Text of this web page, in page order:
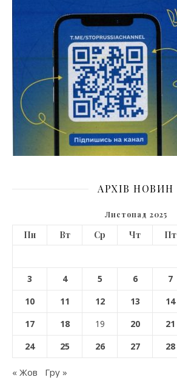
АРХІВ НОВИН
Листопад 2025
Пн Вт Ср Чт Пт
3
4 5 6 7
10
11 12 13 14
17
18 19 20 21
24
25 26 27 28
« Жов Гру »